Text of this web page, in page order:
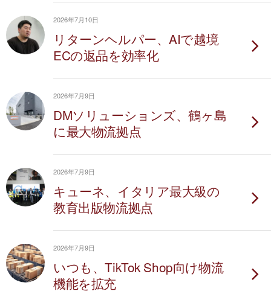
2026年7月10日
リターンヘルパー、AIで越境
ECの返品を効率化
2026年7月9日
DMソリューションズ、鶴ヶ島
に最大物流拠点
2026年7月9日
キューネ、イタリア最大級の
教育出版物流拠点
2026年7月9日
いつも、TikTok Shop向け物流
機能を拡充